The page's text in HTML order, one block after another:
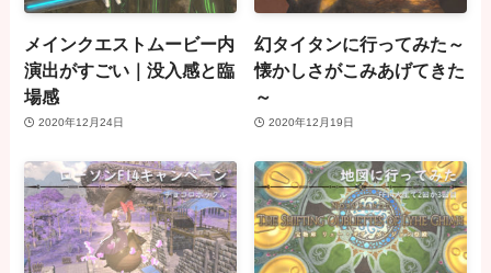
メインクエストムービー内
演出がすごい｜没入感と臨
場感
2020年12月24日
幻タイタンに行ってみた～
懐かしさがこみあげてきた
～
2020年12月19日